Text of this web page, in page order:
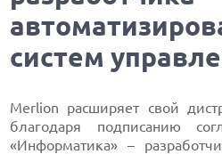
систем
Merlion расширяет свой
благодаря подписанию
«Информатика» –